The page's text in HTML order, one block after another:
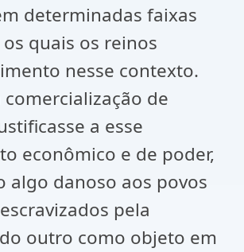
determinadas faixas
quais os reinos
nesse contexto.
comercialização de
a esse
econômico e de poder,
algo danoso aos povos
pela
outro como objeto em